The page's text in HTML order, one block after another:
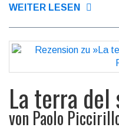
WEITER LESEN
La terra del
von Paolo